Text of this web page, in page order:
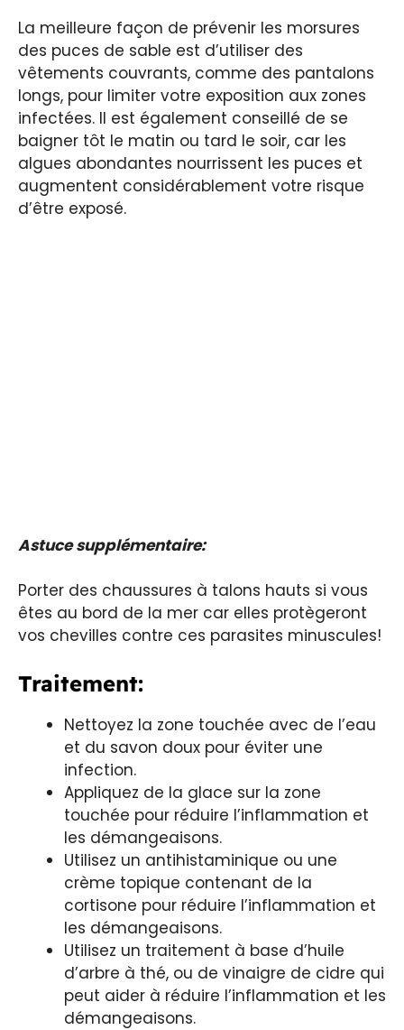
La meilleure façon de prévenir les morsures
des puces de sable est d’utiliser des
vêtements couvrants, comme des pantalons
longs, pour limiter votre exposition aux zones
infectées. Il est également conseillé de se
baigner tôt le matin ou tard le soir, car les
algues abondantes nourrissent les puces et
augmentent considérablement votre risque
d’être exposé.
Astuce supplémentaire:
Porter des chaussures à talons hauts si vous
êtes au bord de la mer car elles protègeront
vos chevilles contre ces parasites minuscules!
Traitement:
Nettoyez la zone touchée avec de l’eau
et du savon doux pour éviter une
infection.
Appliquez de la glace sur la zone
touchée pour réduire l’inflammation et
les démangeaisons.
Utilisez un antihistaminique ou une
crème topique contenant de la
cortisone pour réduire l’inflammation et
les démangeaisons.
Utilisez un traitement à base d’huile
d’arbre à thé, ou de vinaigre de cidre qui
peut aider à réduire l’inflammation et les
démangeaisons.